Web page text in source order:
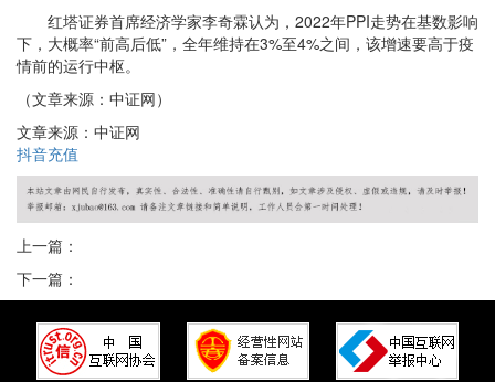
红塔证券首席经济学家李奇霖认为，2022年PPI走势在基数影响
下，大概率“前高后低”，全年维持在3%至4%之间，该增速要高于疫
情前的运行中枢。
（文章来源：中证网）
文章来源：中证网
抖音充值
上一篇：
下一篇：